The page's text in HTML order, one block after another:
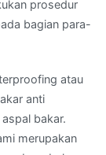
prosedur
bagian para-
atau
anti
bakar.
merupakan